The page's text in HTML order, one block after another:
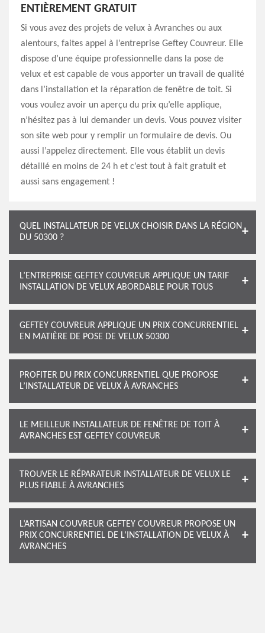
ENTIÈREMENT GRATUIT
Si vous avez des projets de velux à Avranches ou aux
alentours, faites appel à l’entreprise Geftey Couvreur. Elle
dispose d’une équipe professionnelle dans la pose de
velux et est capable de vous apporter un travail de qualité
dans l’installation et la réparation de fenêtre de toit. Si
vous voulez avoir un aperçu du prix qu’elle applique,
n’hésitez pas à lui demander un devis. Vous pouvez visiter
son site web pour y remplir un formulaire de devis. Ou
aussi l’appelez directement. Elle vous établit un devis
détaillé en moins de 24 h et c’est tout à fait gratuit et
aussi sans engagement !
QUEL INSTALLATEUR DE VELUX CHOISIR DANS LA RÉGION
DU 50300 ?
L’ENTREPRISE GEFTEY COUVREUR APPLIQUE UN TARIF
INSTALLATION DE VELUX ABORDABLE POUR TOUS
GEFTEY COUVREUR APPLIQUE UN PRIX CONCURRENTIEL
EN MATIÈRE DE POSE DE VELUX 50300
PROFITER DU PRIX CONCURRENTIEL QUE PROPOSE
L’INSTALLATEUR DE VELUX À AVRANCHES
LE MEILLEUR INSTALLATEUR DE FENÊTRE DE TOIT À
AVRANCHES EST GEFTEY COUVREUR
TROUVER LE RÉPARATEUR INSTALLATEUR DE VELUX LE
PLUS FIABLE À AVRANCHES
L’ARTISAN COUVREUR GEFTEY COUVREUR PROPOSE UN
PRIX CONCURRENTIEL DE L’INSTALLATION DE VELUX À
AVRANCHES